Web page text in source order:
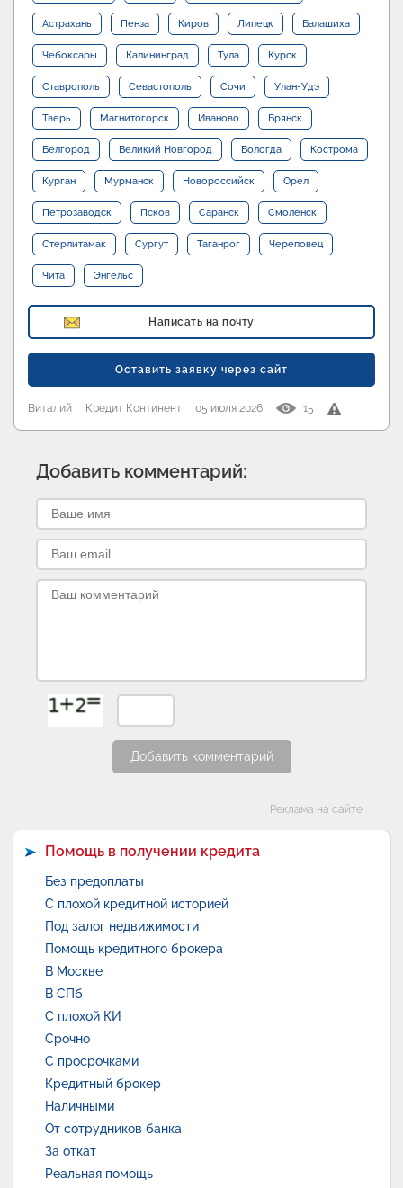
Астрахань Пенза Киров Липецк Балашиха
Чебоксары Калининград Тула Курск
Ставрополь Севастополь Сочи Улан-Удэ
Тверь Магнитогорск Иваново Брянск
Белгород Великий Новгород Вологда Кострома
Курган Мурманск Новороссийск Орел
Петрозаводск Псков Саранск Смоленск
Стерлитамак Сургут Таганрог Череповец
Чита Энгельс
Написать на почту
Оставить заявку через сайт
Виталий Кредит Континент 05 июля 2026 15
Добавить комментарий:
Добавить комментарий
Реклама на сайте
Помощь в получении кредита
Без предоплаты
С плохой кредитной историей
Под залог недвижимости
Помощь кредитного брокера
В Москве
В СПб
С плохой КИ
Срочно
С просрочками
Кредитный брокер
Наличными
От сотрудников банка
За откат
Реальная помощь